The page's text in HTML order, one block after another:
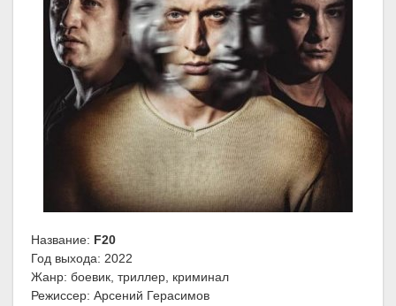
Название: F20
Год выхода: 2022
Жанр: боевик, триллер, криминал
Режиссер: Арсений Герасимов